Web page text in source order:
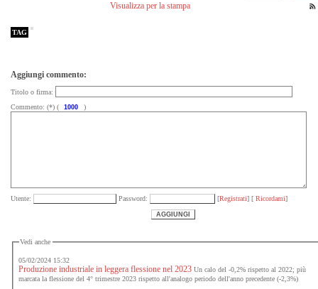
Visualizza per la stampa
TAG
Aggiungi commento:
Titolo o firma:
Commento: (*) (
)
Utente: Password: [Registrati] [ Ricordami]
Vedi anche
05/02/2024 15:32
Produzione industriale in leggera flessione nel 2023 Un calo del -0,2% rispetto al 2022; più
marcata la flessione del 4° trimestre 2023 rispetto all'analogo periodo dell'anno precedente (-2,3%)